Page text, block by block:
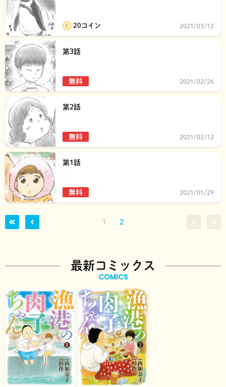
20コイン 2021/03/12
第3話
無料 2021/02/26
第2話
無料 2021/02/12
第1話
無料 2021/01/29
1 2
最新コミックス
COMICS